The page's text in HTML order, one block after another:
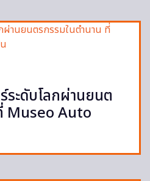
ะดับโลกผ่านยนต
Museo Auto